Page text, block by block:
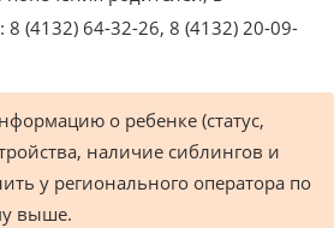
8 (4132) 64-32-26, 8 (4132) 20-09-
о ребенке (статус,
наличие сиблингов и
у регионального оператора по
выше.